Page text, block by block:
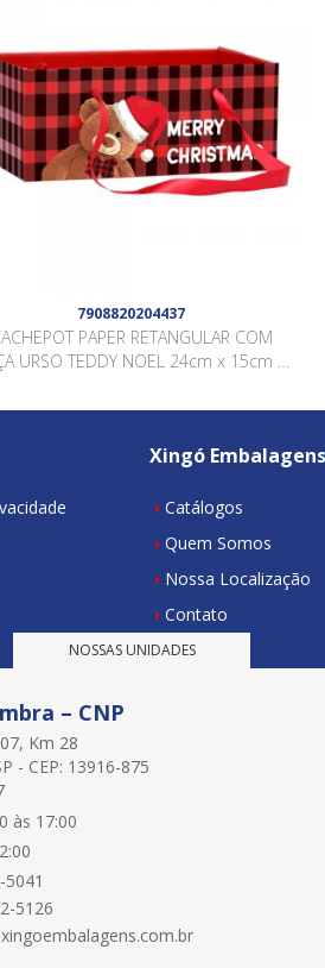
7908820204437
PAPER RETANGULAR COM
URSO TEDDY NOEL 24cm x 15cm x
Xingó Embalagens
Catálogos
Quem Somos
Nossa Localização
Contato
NOSSAS UNIDADES
– CNP
Km 28
- CEP: 13916-875
às 17:00
5126